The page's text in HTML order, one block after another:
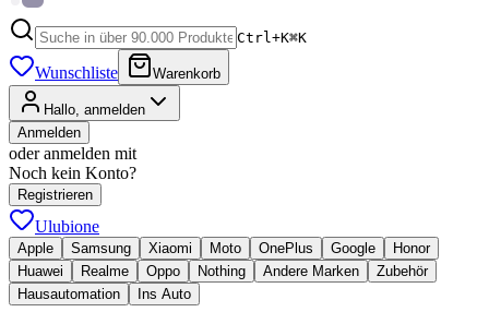
Ctrl+K⌘K
Wunschliste Warenkorb
Hallo, anmelden
Anmelden
oder anmelden mit
Noch kein Konto?
Registrieren
Ulubione
Apple Samsung Xiaomi Moto OnePlus Google
Honor
Huawei
Realme Oppo Nothing Andere Marken
Zubehör
Hausautomation
Ins Auto